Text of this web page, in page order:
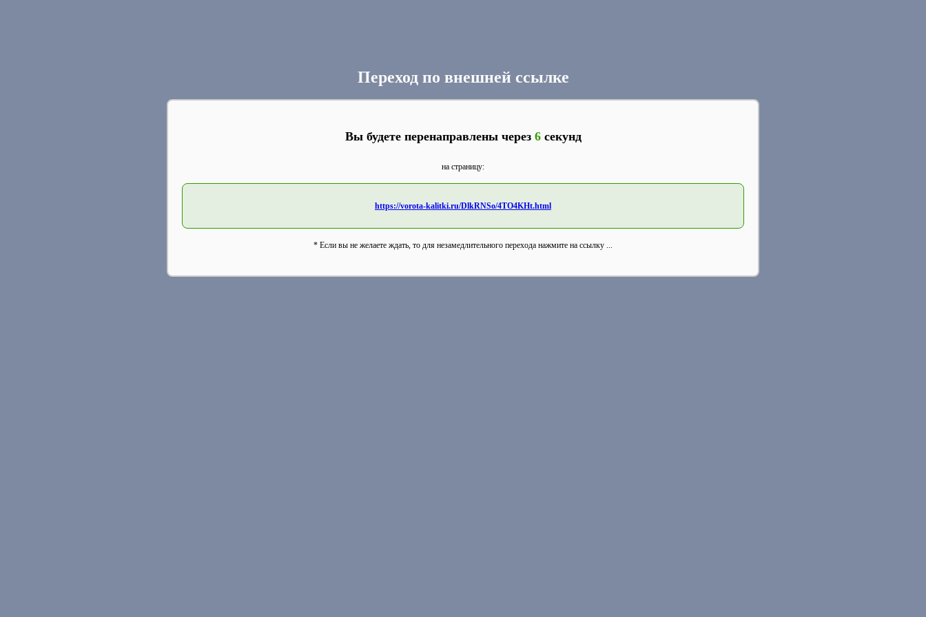
Переход по внешней ссылке
Вы будете перенаправлены через 6секунд
на страницу:
https://vorota-kalitki.ru/DlkRNSo/4TO4KHt.html
* Если вы не желаете ждать, то для незамедлительного перехода нажмите на ссылку ...